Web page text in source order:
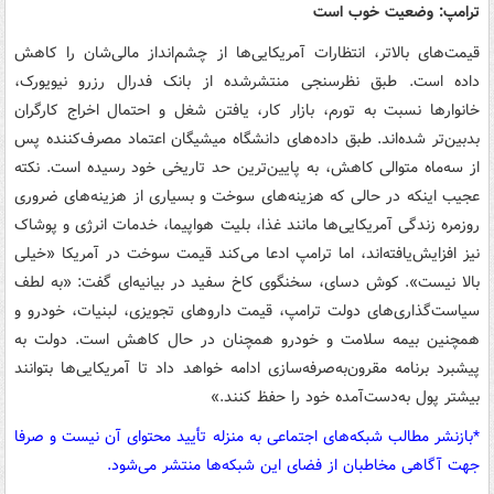
ترامپ: وضعیت خوب است
قیمت‌های بالاتر، انتظارات آمریکایی‌ها از چشم‌انداز مالی‌شان را کاهش
داده است. طبق نظرسنجی منتشرشده از بانک فدرال رزرو نیویورک،
خانوارها نسبت به تورم، بازار کار، یافتن شغل و احتمال اخراج کارگران
بدبین‌تر شده‌اند. طبق داده‌های دانشگاه میشیگان اعتماد مصرف‌کننده پس
از سه‌ماه متوالی کاهش، به پایین‌ترین حد تاریخی خود رسیده است. نکته
عجیب اینکه در حالی که هزینه‌های سوخت و بسیاری از هزینه‌های ضروری
روزمره زندگی آمریکایی‌ها مانند غذا، بلیت هواپیما، خدمات انرژی و پوشاک
نیز افزایش‌یافته‌اند، اما ترامپ ادعا می‌کند قیمت سوخت در آمریکا «خیلی
بالا نیست». کوش دسای، سخنگوی کاخ سفید در بیانیه‌ای گفت: «به لطف
سیاست‌گذاری‌های دولت ترامپ، قیمت داروهای تجویزی، لبنیات، خودرو و
همچنین بیمه سلامت و خودرو همچنان در حال کاهش است. دولت به
پیشبرد برنامه مقرون‌به‌صرفه‌سازی ادامه خواهد داد تا آمریکایی‌ها بتوانند
بیشتر پول به‌دست‌آمده خود را حفظ کنند.»
*بازنشر مطالب شبکه‌های اجتماعی به منزله تأیید محتوای آن نیست و صرفا
جهت آگاهی مخاطبان از فضای این شبکه‌ها منتشر می‌شود.